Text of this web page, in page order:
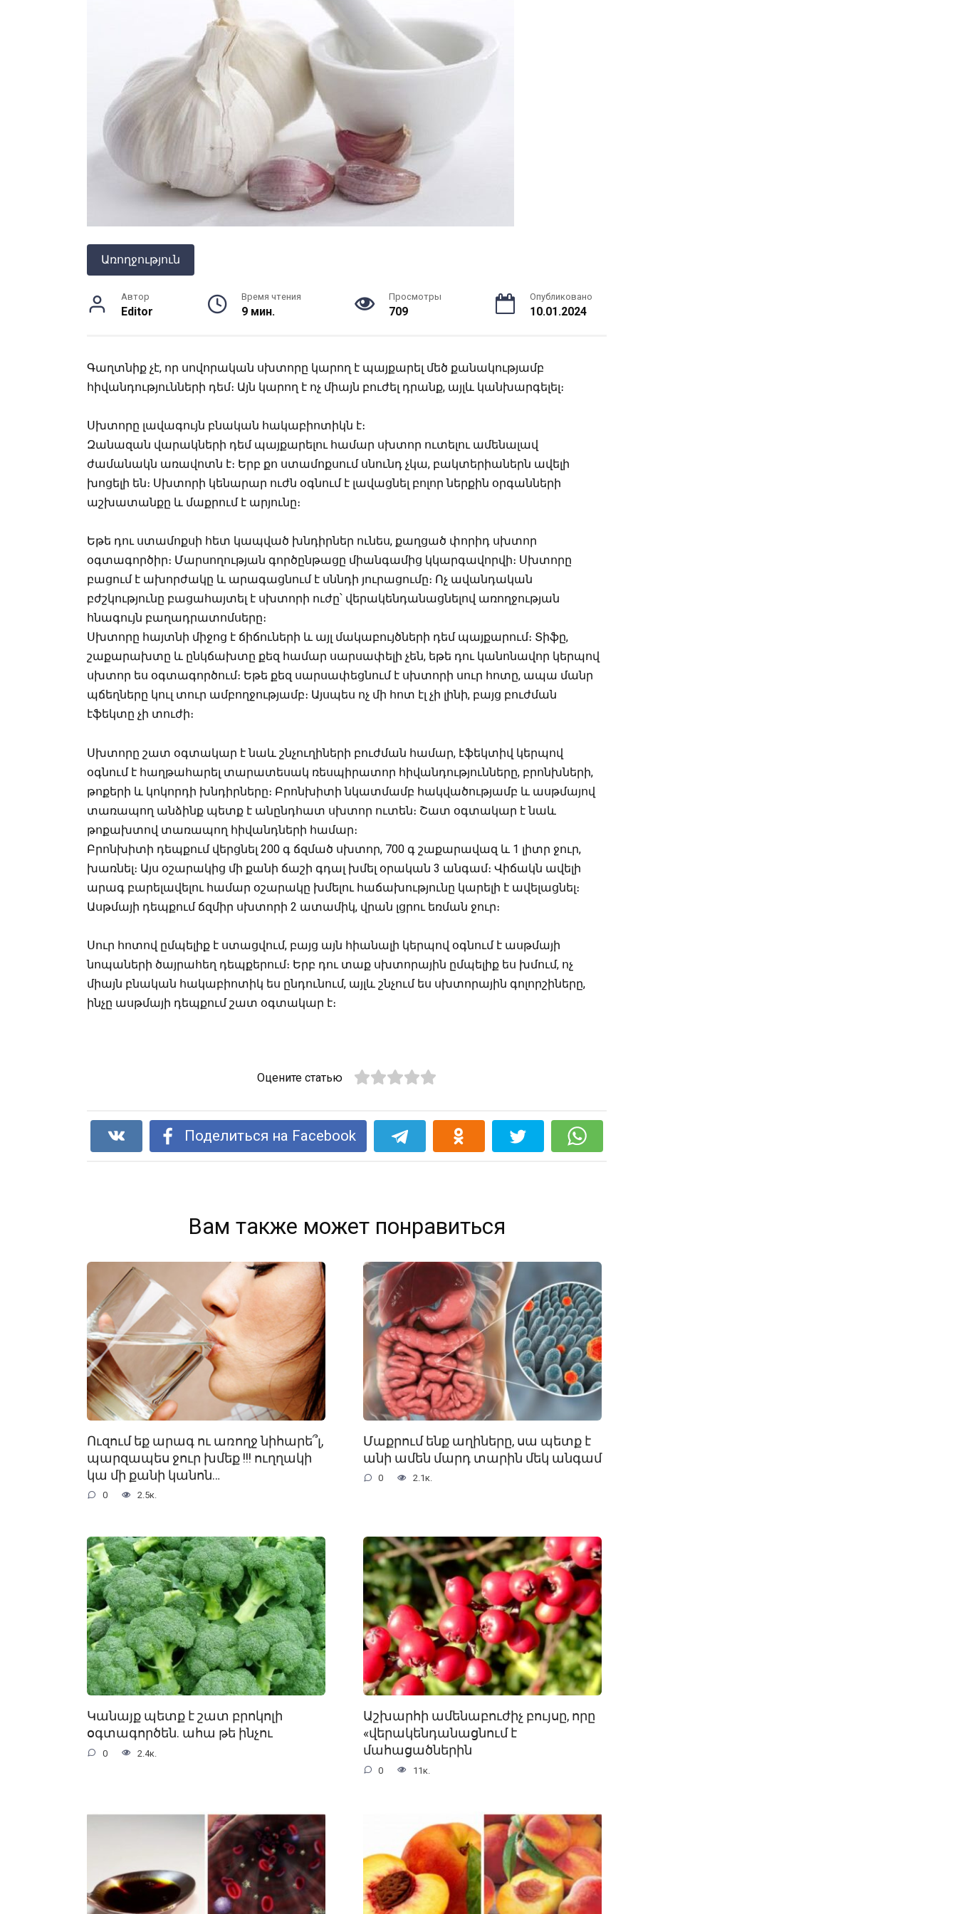
Առողջություն
Автор
Editor
Время чтения
9 мин.
Просмотры
709
Опубликовано
10.01.2024
Գաղտնիք չէ, որ սովորական սխտորը կարող է պայքարել մեծ քանակությամբ
հիվանդությունների դեմ։ Այն կարող է ոչ միայն բուժել դրանք, այլև կանխարգելել։
Սխտորը լավագույն բնական հակաբիոտիկն է։
Զանազան վարակների դեմ պայքարելու համար սխտոր ուտելու ամենալավ
ժամանակն առավոտն է։ Երբ քո ստամոքսում սնունդ չկա, բակտերիաներն ավելի
խոցելի են։ Սխտորի կենարար ուժն օգնում է լավացնել բոլոր ներքին օրգանների
աշխատանքը և մաքրում է արյունը։
Եթե դու ստամոքսի հետ կապված խնդիրներ ունես, քաղցած փորիդ սխտոր
օգտագործիր։ Մարսողության գործընթացը միանգամից կկարգավորվի։ Սխտորը
բացում է ախորժակը և արագացնում է սննդի յուրացումը։ Ոչ ավանդական
բժշկությունը բացահայտել է սխտորի ուժը՝ վերակենդանացնելով առողջության
հնագույն բաղադրատոմսերը։
Սխտորը հայտնի միջոց է ճիճուների և այլ մակաբույծների դեմ պայքարում։ Տիֆը,
շաքարախտը և ընկճախտը քեզ համար սարսափելի չեն, եթե դու կանոնավոր կերպով
սխտոր ես օգտագործում։ Եթե քեզ սարսափեցնում է սխտորի սուր հոտը, ապա մանր
պճեղները կուլ տուր ամբողջությամբ։ Այսպես ոչ մի հոտ էլ չի լինի, բայց բուժման
էֆեկտը չի տուժի։
Սխտորը շատ օգտակար է նաև շնչուղիների բուժման համար, էֆեկտիվ կերպով
օգնում է հաղթահարել տարատեսակ ռեսպիրատոր հիվանդությունները, բրոնխների,
թոքերի և կոկորդի խնդիրները։ Բրոնխիտի նկատմամբ հակվածությամբ և ասթմայով
տառապող անձինք պետք է անընդհատ սխտոր ուտեն։ Շատ օգտակար է նաև
թոքախտով տառապող հիվանդների համար։
Բրոնխիտի դեպքում վերցնել 200 գ ճզմած սխտոր, 700 գ շաքարավազ և 1 լիտր ջուր,
խառնել։ Այս օշարակից մի քանի ճաշի գդալ խմել օրական 3 անգամ։ Վիճակն ավելի
արագ բարելավելու համար օշարակը խմելու հաճախությունը կարելի է ավելացնել։
Ասթմայի դեպքում ճզմիր սխտորի 2 ատամիկ, վրան լցրու եռման ջուր։
Սուր հոտով ըմպելիք է ստացվում, բայց այն հիանալի կերպով օգնում է ասթմայի
նոպաների ծայրահեղ դեպքերում։ Երբ դու տաք սխտորային ըմպելիք ես խմում, ոչ
միայն բնական հակաբիոտիկ ես ընդունում, այլև շնչում ես սխտորային գոլորշիները,
ինչը ասթմայի դեպքում շատ օգտակար է։
Оцените статью
Поделиться на Facebook
Вам также может понравиться
Ուզում եք արագ ու առողջ նիհարե՞լ,
պարզապես ջուր խմեք !!! ուղղակի
կա մի քանի կանոն…
0 2.5к.
Մաքրում ենք աղիները, սա պետք է
անի ամեն մարդ տարին մեկ անգամ
0 2.1к.
Կանայք պետք է շատ բրոկոլի
օգտագործեն. ահա թե ինչու
0 2.4к.
Աշխարհի ամենաբուժիչ բույսը, որը
«վերակենդանացնում է
մահացածներին
0 11к.